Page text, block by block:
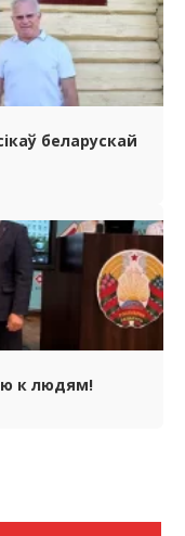
беларускай
к людям!